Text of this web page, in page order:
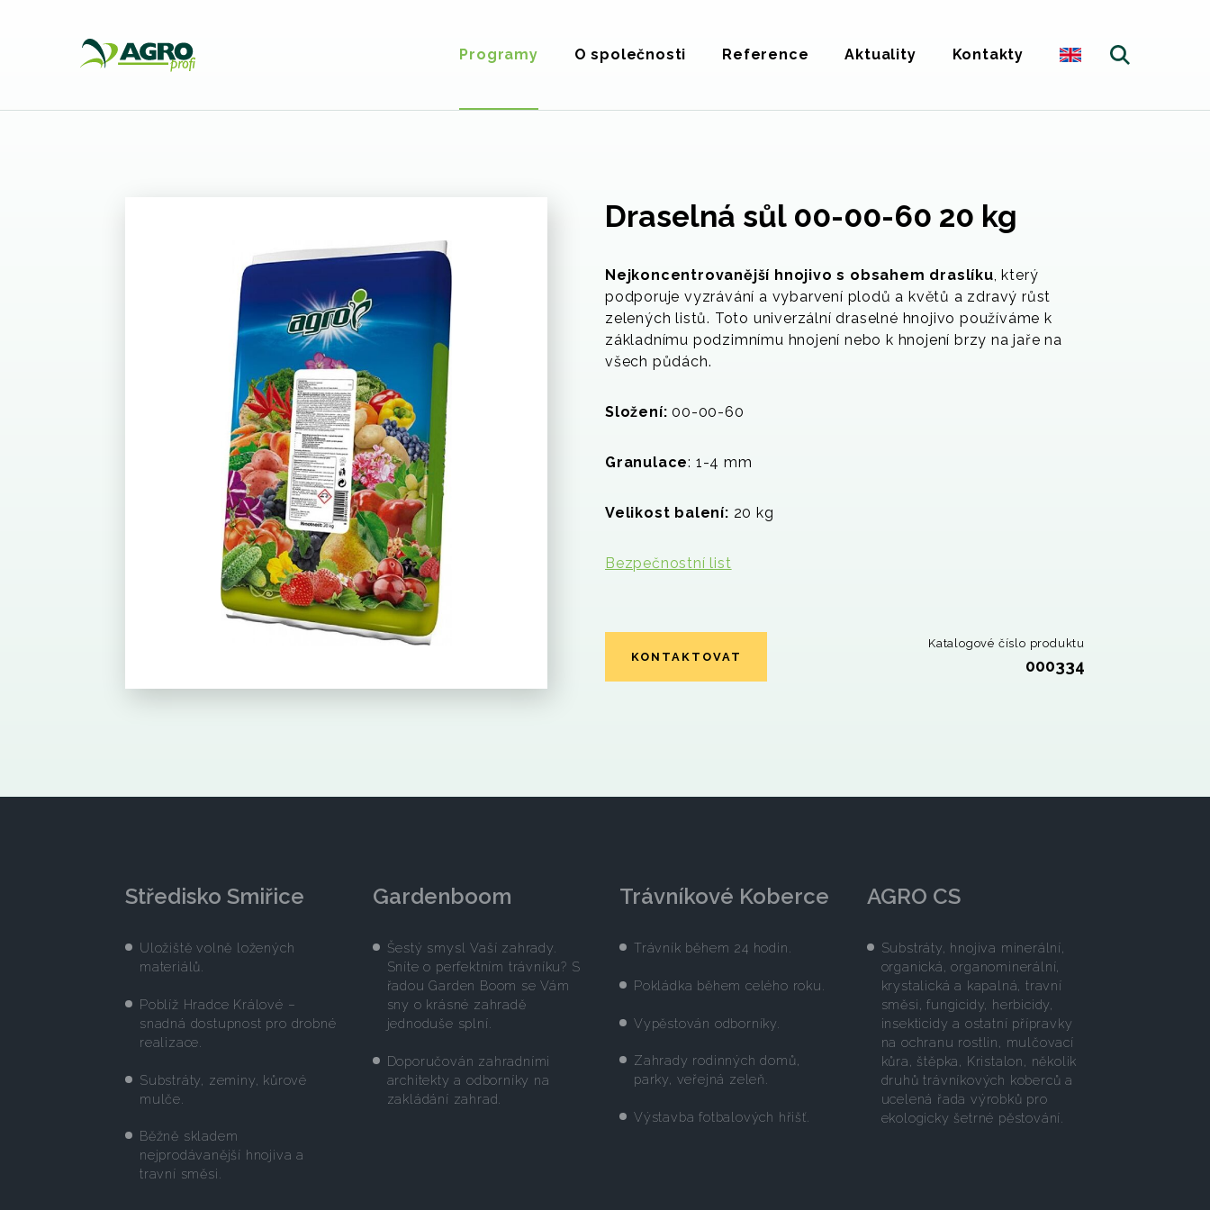
Programy O společnosti Reference Aktuality Kontakty
Draselná sůl 00-00-60 20 kg
Nejkoncentrovanější hnojivo s obsahem draslíku, který
podporuje vyzrávání a vybarvení plodů a květů a zdravý růst
zelených listů. Toto univerzální draselné hnojivo používáme k
základnímu podzimnímu hnojení nebo k hnojení brzy na jaře na
všech půdách.
Složení: 00-00-60
Granulace: 1-4 mm
Velikost balení: 20 kg
Bezpečnostní list
KONTAKTOVAT
Katalogové číslo produktu
000334
Středisko Smiřice
Uložiště volně ložených
materiálů.
Poblíž Hradce Králové –
snadná dostupnost pro drobné
realizace.
Substráty, zeminy, kůrové
mulče.
Běžně skladem
nejprodávanější hnojiva a
travní směsi.
Gardenboom
Šestý smysl Vaší zahrady.
Sníte o perfektním trávníku? S
řadou Garden Boom se Vám
sny o krásné zahradě
jednoduše splní.
Doporučován zahradními
architekty a odborníky na
zakládání zahrad.
Trávníkové Koberce
Trávník během 24 hodin.
Pokládka během celého roku.
Vypěstován odborníky.
Zahrady rodinných domů,
parky, veřejná zeleň.
Výstavba fotbalových hřišť.
AGRO CS
Substráty, hnojiva minerální,
organická, organominerální,
krystalická a kapalná, travní
směsi, fungicidy, herbicidy,
insekticidy a ostatní přípravky
na ochranu rostlin, mulčovací
kůra, štěpka, Kristalon, několik
druhů trávníkových koberců a
ucelená řada výrobků pro
ekologicky šetrné pěstování.